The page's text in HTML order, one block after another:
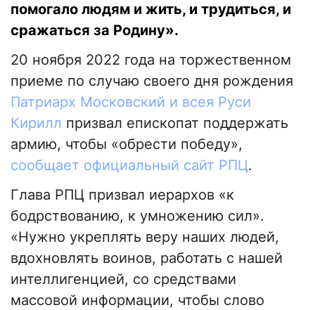
помогало людям и жить, и трудиться, и
сражаться за Родину».
20 ноября 2022 года на торжественном
приеме по случаю своего дня рождения
Патриарх Московский и всея Руси
Кирилл призвал епископат поддержать
армию, чтобы «обрести победу»,
сообщает официальный сайт РПЦ.
Глава РПЦ призвал иерархов «к
бодрствованию, к умножению сил».
«Нужно укреплять веру наших людей,
вдохновлять воинов, работать с нашей
интеллигенцией, со средствами
массовой информации, чтобы слово